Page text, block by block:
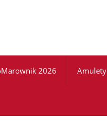
2026 Amulety